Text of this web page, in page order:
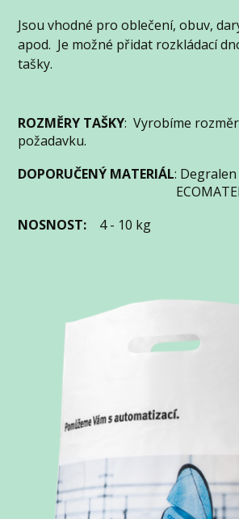
Jsou vhodné pro oblečení, obuv,
apod. Je možné přidat rozkládací
tašky.
ROZMĚRY TAŠKY: Vyrobíme
požadavku.
DOPORUČENÝ MATERIÁL:
ECOMATER 50-
NOSNOST:
4 - 10 kg